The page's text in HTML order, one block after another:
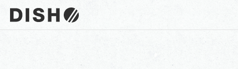
DISH// サイトトップへ